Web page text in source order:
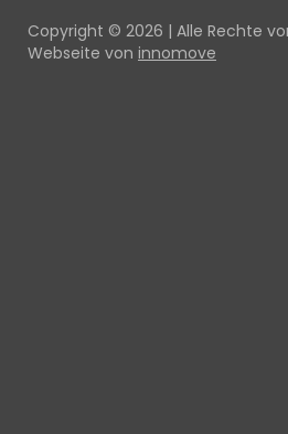
Copyright © 2026 | Alle Rechte
Webseite von innomove